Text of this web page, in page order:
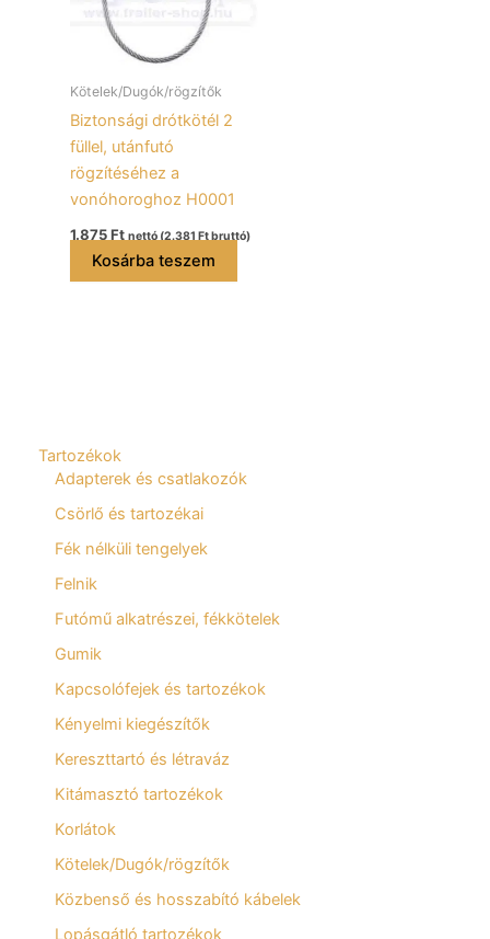
Tartozékok
Adapterek és csatlakozók
Csörlő és tartozékai
Fék nélküli tengelyek
Felnik
Futómű alkatrészei, fékkötelek
Gumik
Kapcsolófejek és tartozékok
Kényelmi kiegészítők
Kereszttartó és létraváz
Kitámasztó tartozékok
Korlátok
Kötelek/Dugók/rögzítők
Közbenső és hosszabító kábelek
Lopásgátló tartozékok
Kötelek/Dugók/rögzítők
Biztonsági drótkötél 2
füllel, utánfutó
rögzítéséhez a
vonóhoroghoz H0001
1.875Ft nettó (2.381 Ftbruttó)
Kosárba teszem